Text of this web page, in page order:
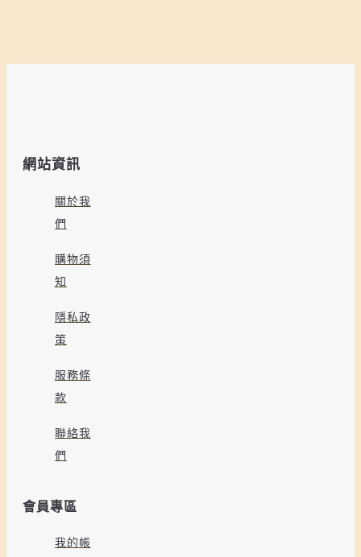
網站資訊
關於我
們
購物須
知
隱私政
策
服務條
款
聯絡我
們
會員專區
我的帳